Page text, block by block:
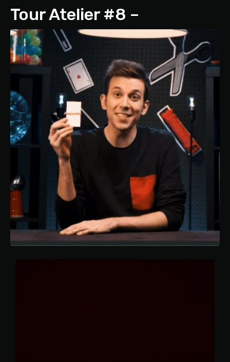
Tour Atelier #8 –
L’autocorrecteur